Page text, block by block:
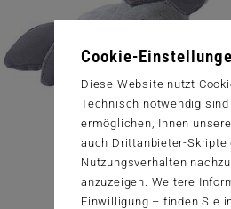
Cookie-
Diese Website nutzt
Technisch notwendig
ermöglichen, Ihnen
auch Drittanbieter-Skripte
Nutzungsverhalten
anzuzeigen. Weitere
Einwilligung – finden Sie